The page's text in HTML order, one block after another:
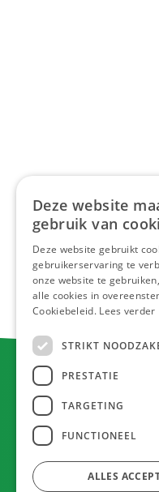
E. MEEUWISSEN BV
Gaston Eyskenslaan 2
3900 Pelt, België
Deze website
gebruik van
Deze website gebruikt
gebruikerservaring te
onze website te
alle cookies in
Cookiebeleid. Lees verder
STRIKT
PRESTATIE
TARGETING
FUNCTIONEEL
ALLES